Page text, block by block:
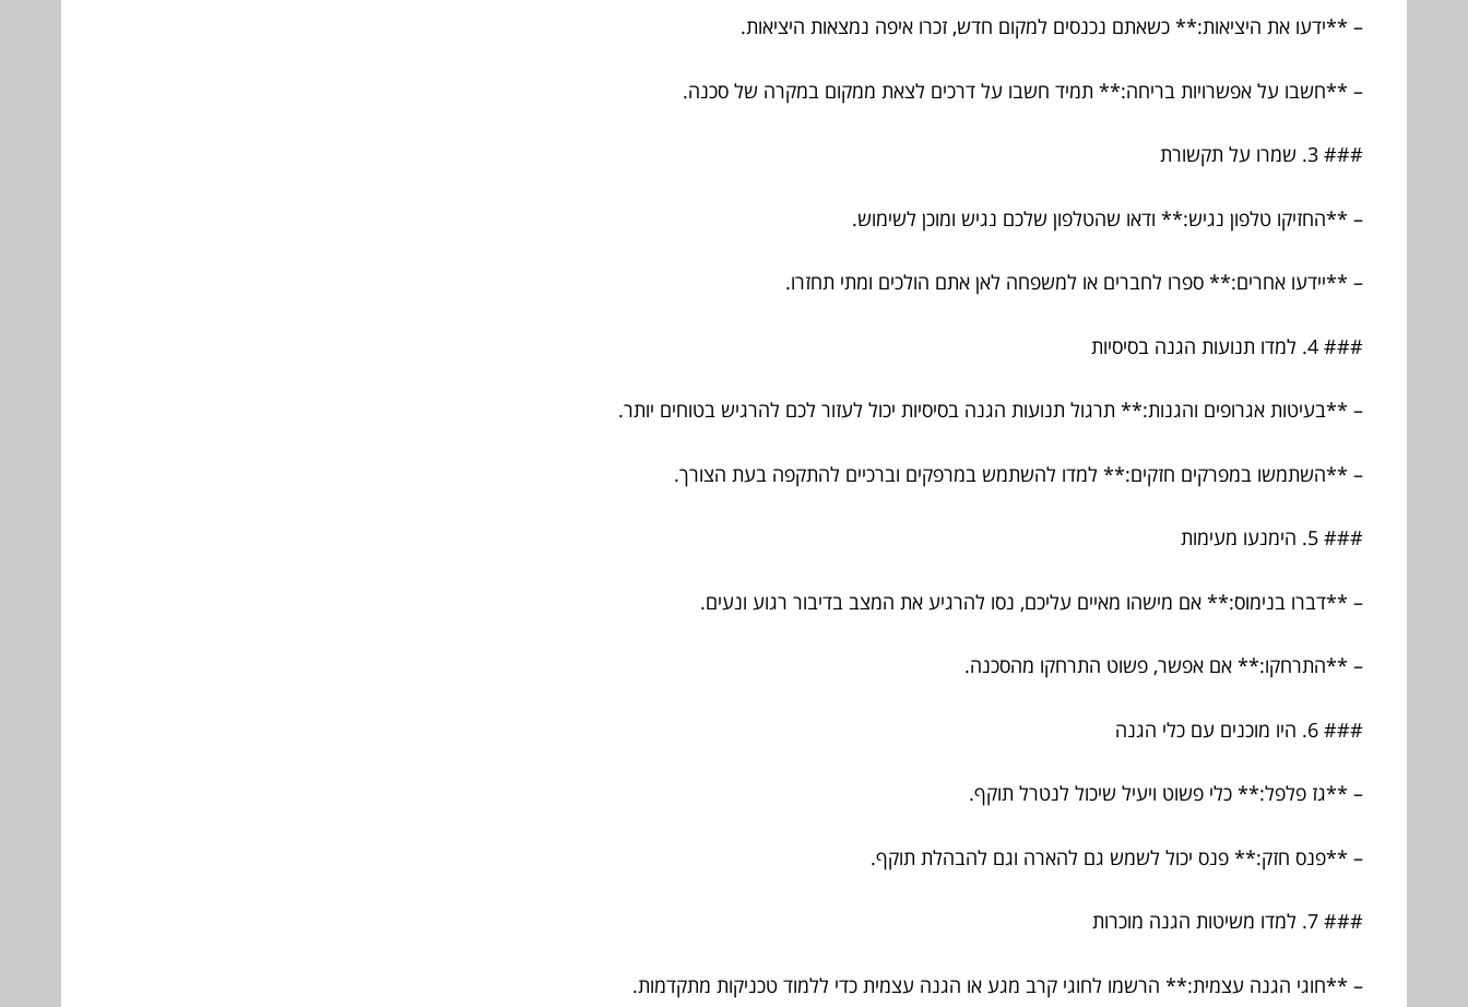
– **ידעו את היציאות:** כשאתם נכנסים למקום חדש, זכרו איפה נמצאות היציאות.
– **חשבו על אפשרויות בריחה:** תמיד חשבו על דרכים לצאת ממקום במקרה של סכנה.
### 3. שמרו על תקשורת
– **החזיקו טלפון נגיש:** ודאו שהטלפון שלכם נגיש ומוכן לשימוש.
– **יידעו אחרים:** ספרו לחברים או למשפחה לאן אתם הולכים ומתי תחזרו.
### 4. למדו תנועות הגנה בסיסיות
– **בעיטות אגרופים והגנות:** תרגול תנועות הגנה בסיסיות יכול לעזור לכם להרגיש בטוחים יותר.
– **השתמשו במפרקים חזקים:** למדו להשתמש במרפקים וברכיים להתקפה בעת הצורך.
### 5. הימנעו מעימות
– **דברו בנימוס:** אם מישהו מאיים עליכם, נסו להרגיע את המצב בדיבור רגוע ונעים.
– **התרחקו:** אם אפשר, פשוט התרחקו מהסכנה.
### 6. היו מוכנים עם כלי הגנה
– **גז פלפל:** כלי פשוט ויעיל שיכול לנטרל תוקף.
– **פנס חזק:** פנס יכול לשמש גם להארה וגם להבהלת תוקף.
### 7. למדו משיטות הגנה מוכרות
– **חוגי הגנה עצמית:** הרשמו לחוגי קרב מגע או הגנה עצמית כדי ללמוד טכניקות מתקדמות.